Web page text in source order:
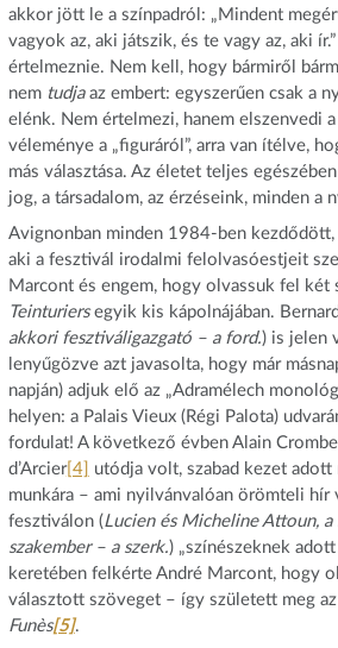
akkor jött le a színpadról: „Mindent
vagyok az, aki játszik, és te vagy az, aki
értelmeznie. Nem kell, hogy bármiről
nem tudjaaz embert: egyszerűen csak a
elénk. Nem értelmezi, hanem elszenvedi
véleménye a „figuráról”, arra van ítélve,
más választása. Az életet teljes
jog, a társadalom, az érzéseink, minden a
Avignonban minden 1984-ben
aki a fesztivál irodalmi felolvasóestjeit
Marcont és engem, hogy olvassuk fel két
Teinturiersegyik kis kápolnájában.
akkori fesztiváligazgató – a ford.) is jelen
lenyűgözve azt javasolta, hogy már
napján) adjuk elő az „Adramélech
helyen: a Palais Vieux (Régi Palota)
fordulat! A következő évben Alain
d’Arcier[4]
utódja volt, szabad kezet
munkára – ami nyilvánvalóan örömteli hír
fesztiválon (Lucien és Micheline Attoun, a
szakember – a szerk.) „színészeknek
keretében felkérte André Marcont, hogy
választott szöveget – így született meg az
Funès[5].